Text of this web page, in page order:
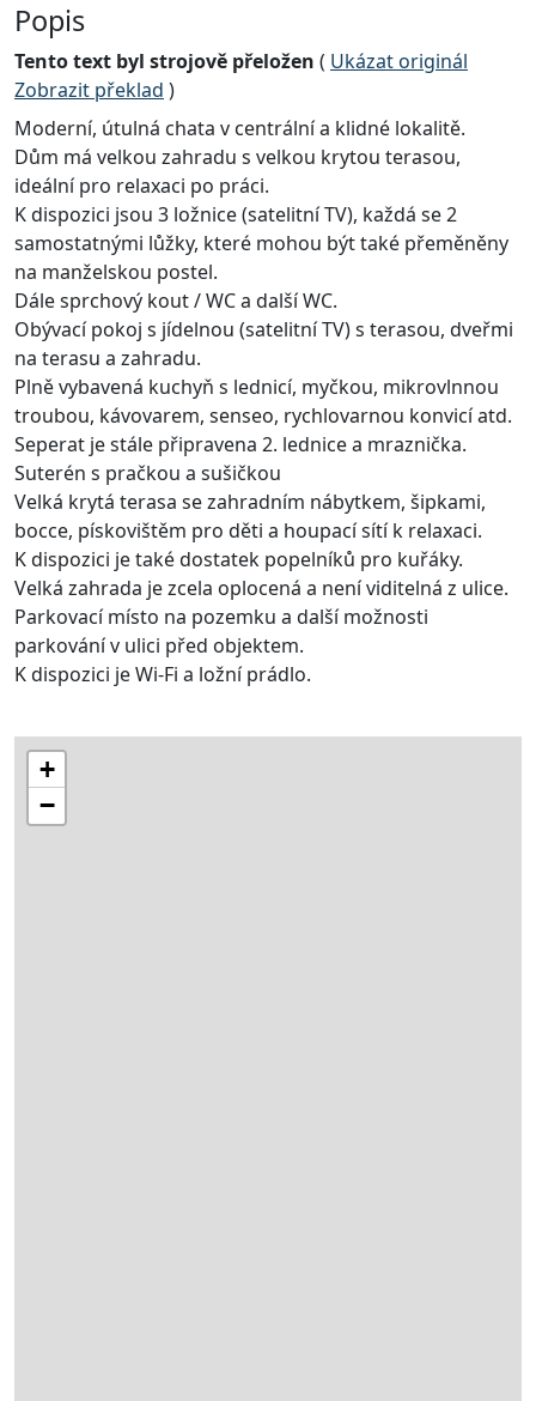
Popis
Tento text byl strojově přeložen ( Ukázat originál
Zobrazit překlad )
Moderní, útulná chata v centrální a klidné lokalitě.
Dům má velkou zahradu s velkou krytou terasou,
ideální pro relaxaci po práci.
K dispozici jsou 3 ložnice (satelitní TV), každá se 2
samostatnými lůžky, které mohou být také přeměněny
na manželskou postel.
Dále sprchový kout / WC a další WC.
Obývací pokoj s jídelnou (satelitní TV) s terasou, dveřmi
na terasu a zahradu.
Plně vybavená kuchyň s lednicí, myčkou, mikrovlnnou
troubou, kávovarem, senseo, rychlovarnou konvicí atd.
Seperat je stále připravena 2. lednice a mraznička.
Suterén s pračkou a sušičkou
Velká krytá terasa se zahradním nábytkem, šipkami,
bocce, pískovištěm pro děti a houpací sítí k relaxaci.
K dispozici je také dostatek popelníků pro kuřáky.
Velká zahrada je zcela oplocená a není viditelná z ulice.
Parkovací místo na pozemku a další možnosti
parkování v ulici před objektem.
K dispozici je Wi-Fi a ložní prádlo.
+
−